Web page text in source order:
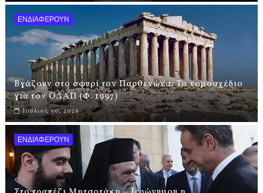
ΕΝΔΙΑΦΕΡΟΥΝ
Βγάζουν στο σφυρί τον Παρθενώνα: Το νομοσχέδιο
για τον ΟΔΑΠ (Φ. 1997)
Ιούλιος 30, 2026
ΕΝΔΙΑΦΕΡΟΥΝ